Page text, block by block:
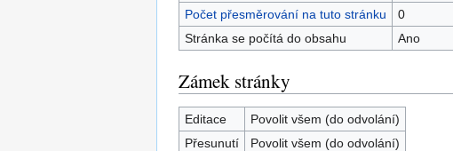
Počet přesměrování na tuto stránku
0
Stránka se počítá do obsahu
Ano
Zámek stránky
Editace
Povolit všem (do odvolání)
Přesunutí
Povolit všem (do odvolání)